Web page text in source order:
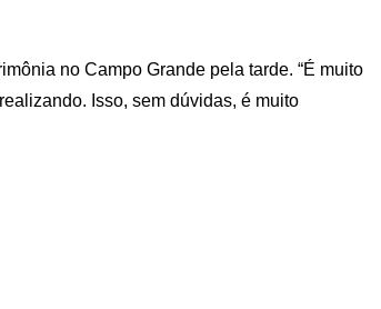
no Campo Grande pela tarde. “É muito
Isso, sem dúvidas, é muito